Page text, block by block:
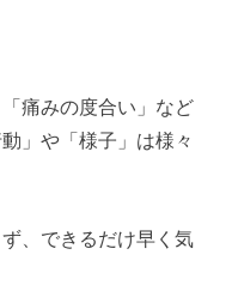
痛みの度合い」など
」や「様子」は様々
、できるだけ早く気